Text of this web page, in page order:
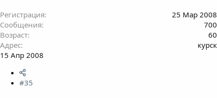
Регистрация
25 Мар 2008
Сообщения
700
Возраст
60
Адрес
курск
15 Апр 2008
#35